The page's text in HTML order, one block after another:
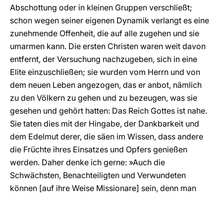
Abschottung oder in kleinen Gruppen verschließt;
schon wegen seiner eigenen Dynamik verlangt es eine
zunehmende Offenheit, die auf alle zugehen und sie
umarmen kann. Die ersten Christen waren weit davon
entfernt, der Versuchung nachzugeben, sich in eine
Elite einzuschließen; sie wurden vom Herrn und von
dem neuen Leben angezogen, das er anbot, nämlich
zu den Völkern zu gehen und zu bezeugen, was sie
gesehen und gehört hatten: Das Reich Gottes ist nahe.
Sie taten dies mit der Hingabe, der Dankbarkeit und
dem Edelmut derer, die säen im Wissen, dass andere
die Früchte ihres Einsatzes und Opfers genießen
werden. Daher denke ich gerne: »Auch die
Schwächsten, Benachteiligten und Verwundeten
können [auf ihre Weise Missionare] sein, denn man